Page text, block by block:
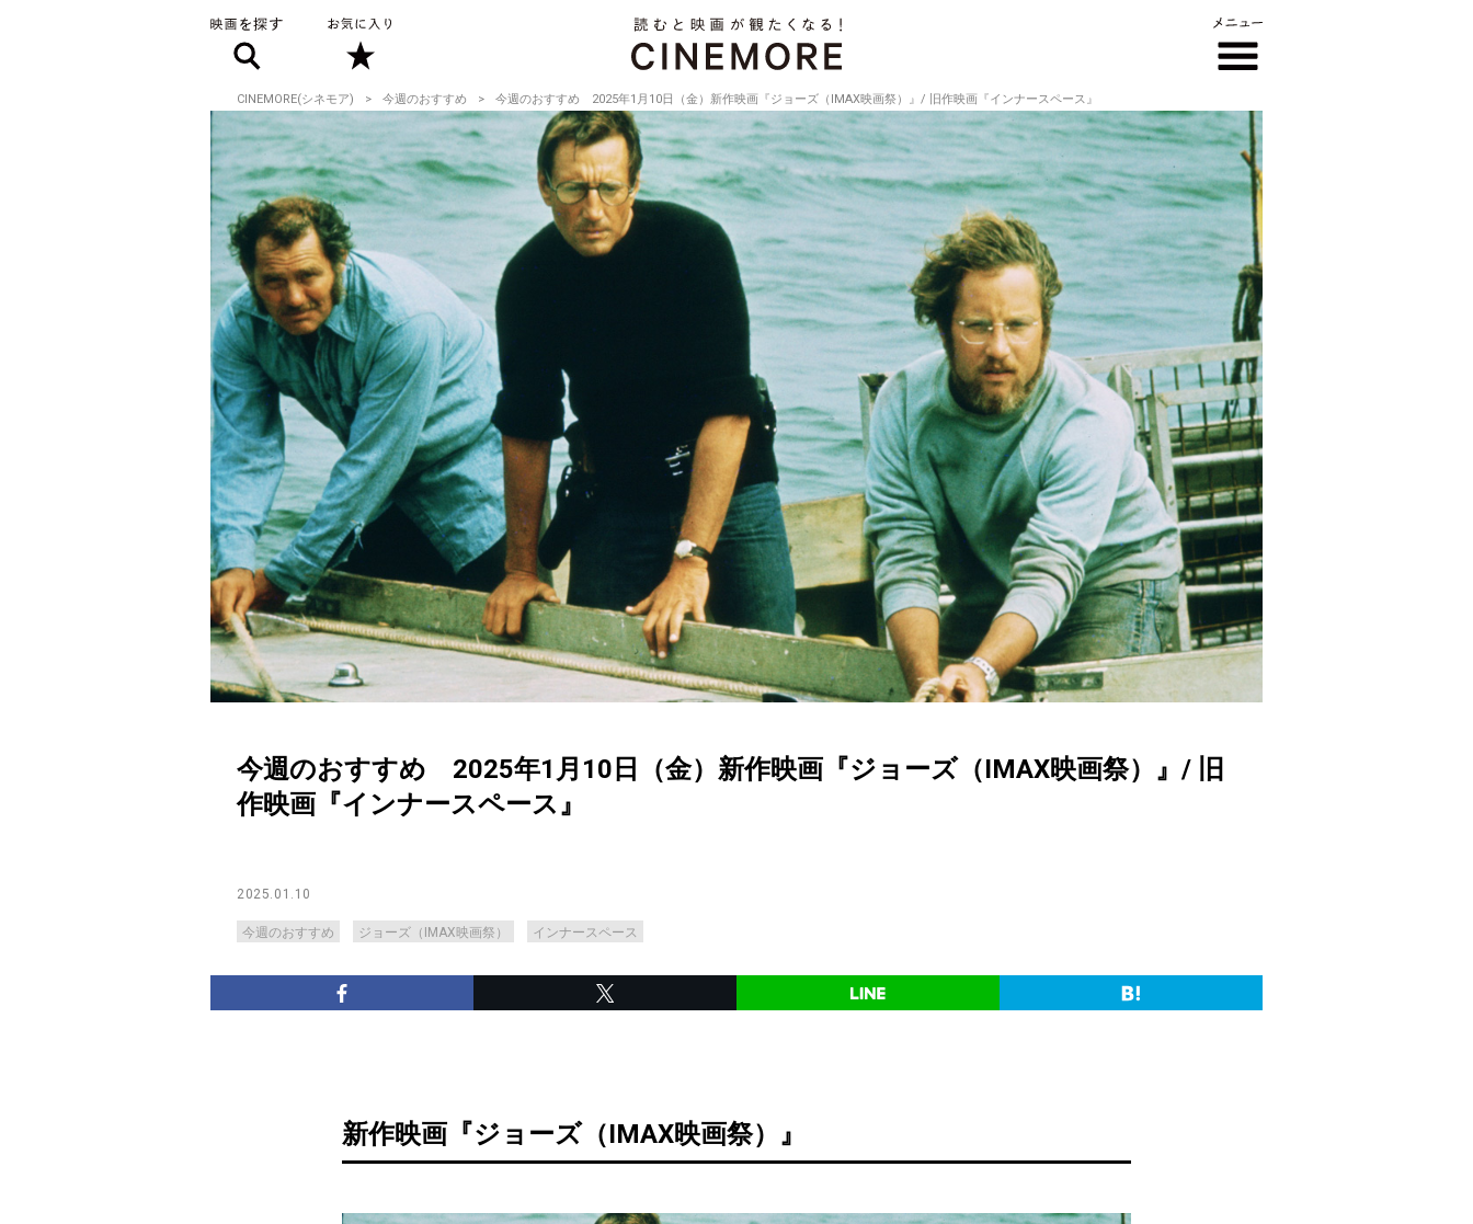
CINEMORE(シネモア) 今週のおすすめ 今週のおすすめ 2025年1月10日（金）新作映画『ジョーズ（IMAX映画祭）』/ 旧作映画『インナースペース』
今週のおすすめ 2025年1月10日（金）新作映画『ジョーズ（IMAX映画祭）』/ 旧
作映画『インナースペース』
2025.01.10
今週のおすすめ ジョーズ（IMAX映画祭） インナースペース
新作映画『ジョーズ（IMAX映画祭）』